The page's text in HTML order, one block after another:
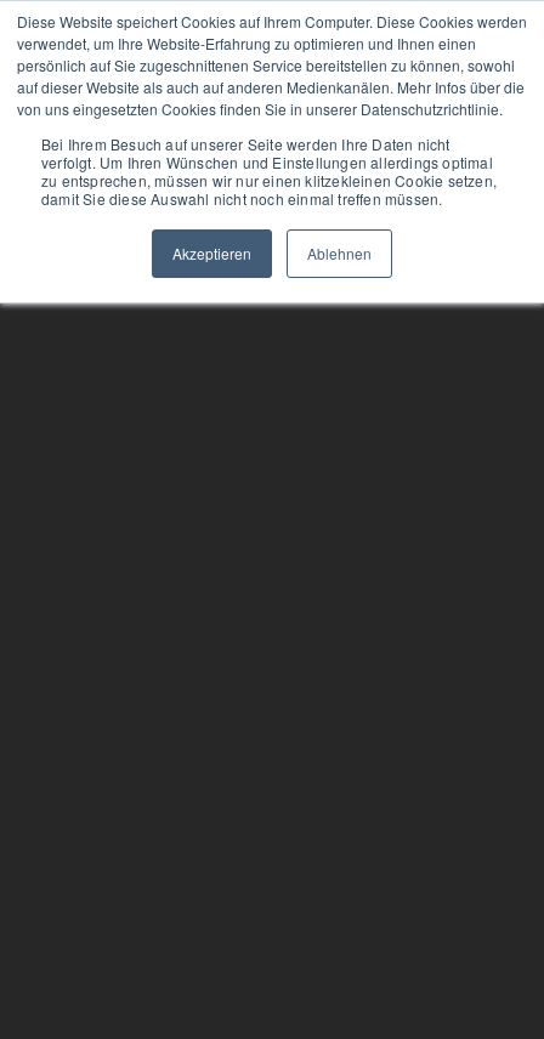
Diese Website speichert Cookies auf Ihrem Computer. Diese Cookies werden
verwendet, um Ihre Website-Erfahrung zu optimieren und Ihnen einen
persönlich auf Sie zugeschnittenen Service bereitstellen zu können, sowohl
auf dieser Website als auch auf anderen Medienkanälen. Mehr Infos über die
von uns eingesetzten Cookies finden Sie in unserer Datenschutzrichtlinie.
Bei Ihrem Besuch auf unserer Seite werden Ihre Daten nicht
verfolgt. Um Ihren Wünschen und Einstellungen allerdings optimal
zu entsprechen, müssen wir nur einen klitzekleinen Cookie setzen,
damit Sie diese Auswahl nicht noch einmal treffen müssen.
Akzeptieren Ablehnen